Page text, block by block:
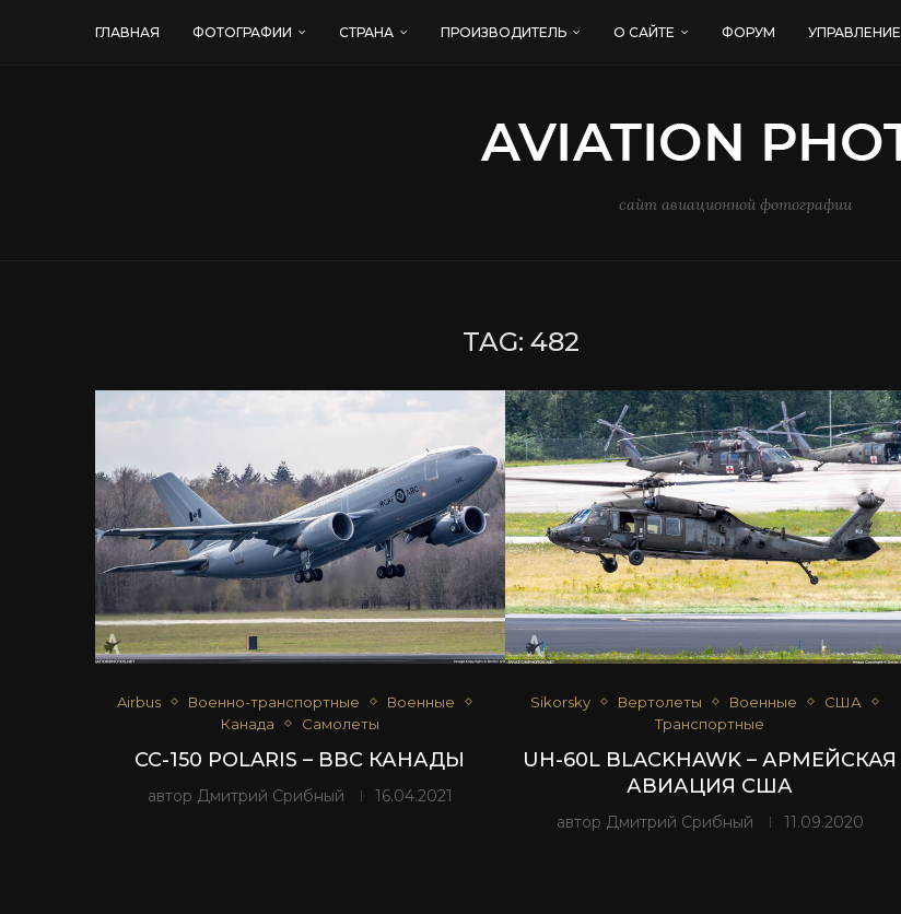
ГЛАВНАЯ ФОТОГРАФИИ СТРАНА ПРОИЗВОДИТЕЛЬ О САЙТЕ ФОРУМ УПРАВЛЕНИЕ
сайт авиационной фотографии
TAG:482
Airbus Военно-транспортные
Военные
Канада
Самолеты
CC-150 POLARIS – ВВС КАНАДЫ
автор Дмитрий Срибный 16.04.2021
Sikorsky Вертолеты Военные
США
Транспортные
UH-60L BLACKHAWK – АРМЕЙСКАЯ
АВИАЦИЯ США
автор Дмитрий Срибный 11.09.2020